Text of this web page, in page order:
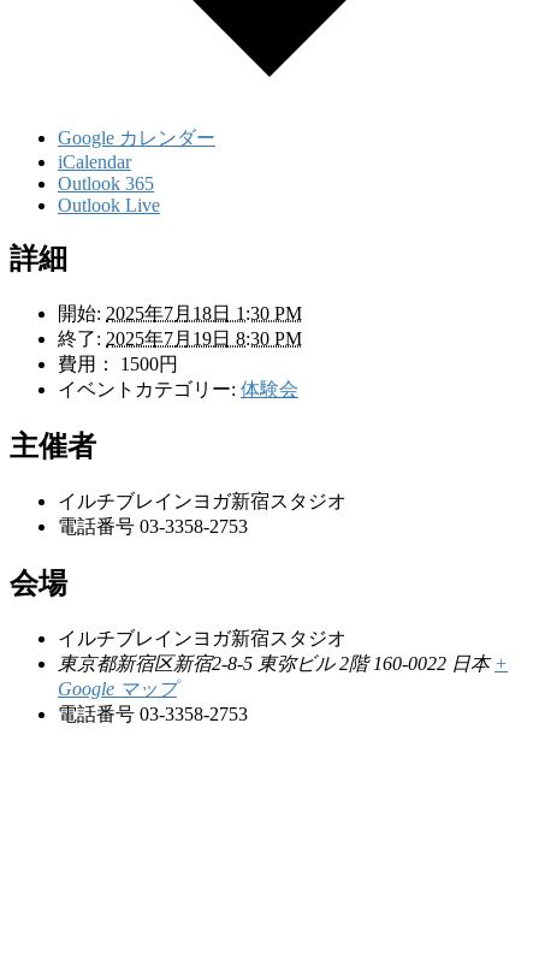
Google カレンダー
iCalendar
Outlook 365
Outlook Live
詳細
開始: 2025年7月18日 1:30 PM
終了: 2025年7月19日 8:30 PM
費用：
1500円
イベントカテゴリー: 体験会
主催者
イルチブレインヨガ新宿スタジオ
電話番号 03-3358-2753
会場
イルチブレインヨガ新宿スタジオ
東京都新宿区新宿2-8-5 東弥ビル 2階 160-0022 日本 +
Google マップ
電話番号 03-3358-2753